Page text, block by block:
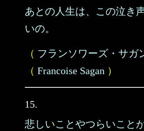
あとの人生は、この泣き
いの。
（ フランソワーズ・サガ
（ Francoise Sagan ）
15.
悲しいことやつらいこと